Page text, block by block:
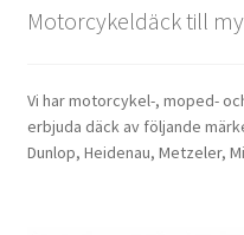
Motorcykeldäck till
Vi har motorcykel-, moped-
erbjuda däck av följande
Dunlop, Heidenau, Metzeler,